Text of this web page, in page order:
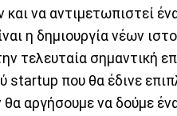
να αντιμετωπιστεί
η δημιουργία νέων
τελευταία σημαντική
startup που θα έδινε
αργήσουμε να δούμε